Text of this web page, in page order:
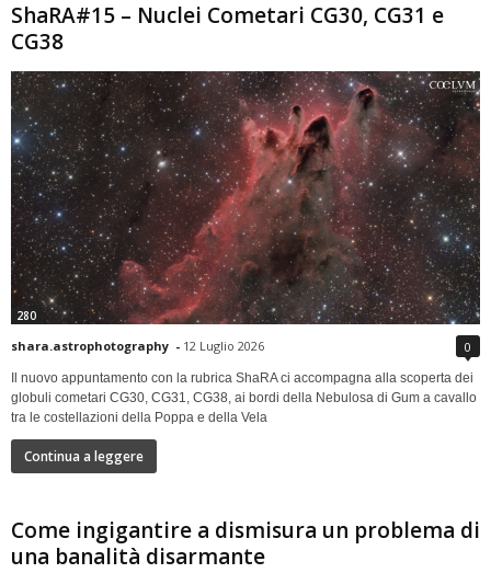
ShaRA#15 – Nuclei Cometari CG30, CG31 e
CG38
280
shara.astrophotography - 12 Luglio 2026 0
Il nuovo appuntamento con la rubrica ShaRA ci accompagna alla scoperta dei
globuli cometari CG30, CG31, CG38, ai bordi della Nebulosa di Gum a cavallo
tra le costellazioni della Poppa e della Vela
Continua a leggere
Come ingigantire a dismisura un problema di
una banalità disarmante